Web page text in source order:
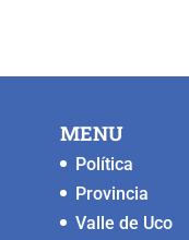
b
o
k
MENU
Política
Provincia
Valle de Uco